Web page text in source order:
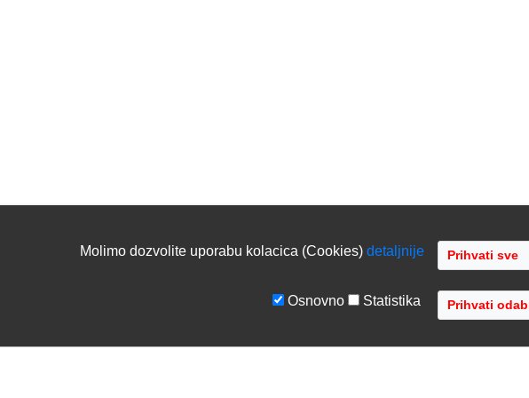
Molimo dozvolite uporabu kolacica (Cookies) detaljnije
Osnovno Statistika